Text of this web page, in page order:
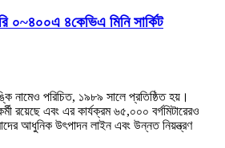
০~৪০০এ ৪কেভিএ মিনি সার্কিট
নামেও পরিচিত, ১৯৮৯ সালে প্রতিষ্ঠিত হয়।
রয়েছে এবং এর কার্যক্রম ৬৫,০০০ বর্গমিটারেরও
আধুনিক উৎপাদন লাইন এবং উন্নত নিয়ন্ত্রণ